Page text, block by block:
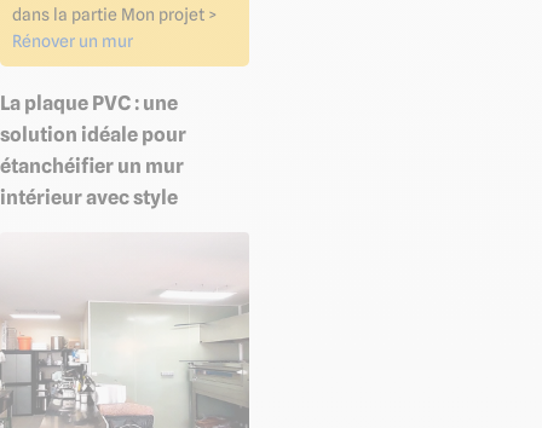
dans la partie Mon projet >
Rénover un mur
La plaque PVC : une
solution idéale pour
étanchéifier un mur
intérieur avec style